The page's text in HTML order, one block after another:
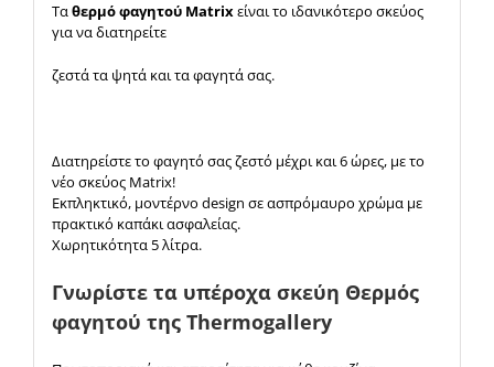
Ταθερμό φαγητού Matrixείναι το ιδανικότερο σκεύος
για να διατηρείτε
ζεστά τα ψητά και τα φαγητά σας.
Διατηρείστε το φαγητό σας ζεστό μέχρι και 6 ώρες, με το
νέο σκεύος Matrix!
Εκπληκτικό, μοντέρνο design σε ασπρόμαυρο χρώμα με
πρακτικό καπάκι ασφαλείας.
Χωρητικότητα 5 λίτρα.
Γνωρίστε τα υπέροχα σκεύη Θερμός
φαγητού της Thermogallery